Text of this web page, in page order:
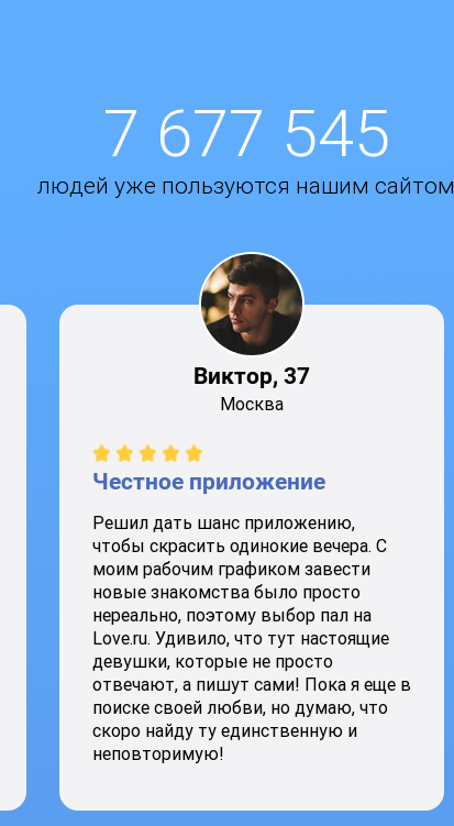
7 677 545
людей уже пользуются нашим сайтом
Виктор, 37
Москва
Честное приложение
Решил дать шанс приложению,
чтобы скрасить одинокие вечера. С
моим рабочим графиком завести
новые знакомства было просто
нереально, поэтому выбор пал на
Love.ru. Удивило, что тут настоящие
девушки, которые не просто
отвечают, а пишут сами! Пока я еще в
поиске своей любви, но думаю, что
скоро найду ту единственную и
неповторимую!